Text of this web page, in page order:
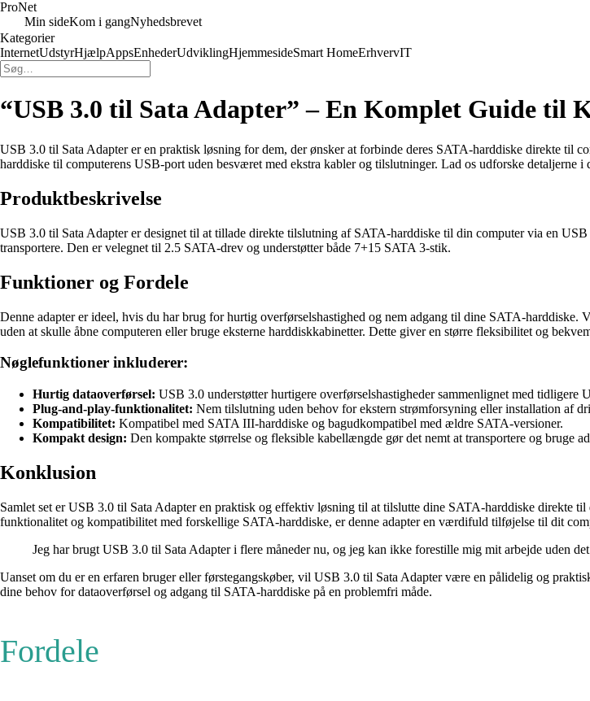
ProNet
Min sideKom i gangNyhedsbrevet
Kategorier
InternetUdstyrHjælpAppsEnhederUdviklingHjemmesideSmart HomeErhvervIT
“USB 3.0 til Sata Adapter” – En Komplet Guide til
USB 3.0 til Sata Adapter er en praktisk løsning for dem, der ønsker at forbinde deres SATA-harddiske direkte til
harddiske til computerens USB-port uden besværet med ekstra kabler og tilslutninger. Lad os udforske
Produktbeskrivelse
USB 3.0 til Sata Adapter er designet til at tillade direkte tilslutning af SATA-harddiske til din computer via en
transportere. Den er velegnet til 2.5 SATA-drev og understøtter både 7+15 SATA 3-stik.
Funktioner og Fordele
Denne adapter er ideel, hvis du har brug for hurtig overførselshastighed og nem adgang til dine SATA-
uden at skulle åbne computeren eller bruge eksterne harddiskkabinetter. Dette giver en større fleksibilitet og
Nøglefunktioner inkluderer:
Hurtig dataoverførsel: USB 3.0 understøtter hurtigere overførselshastigheder sammenlignet med tidligere
Plug-and-play-funktionalitet: Nem tilslutning uden behov for ekstern strømforsyning eller installation af
Kompatibilitet: Kompatibel med SATA III-harddiske og bagudkompatibel med ældre SATA-versioner.
Kompakt design: Den kompakte størrelse og fleksible kabellængde gør det nemt at transportere og bruge
Konklusion
Samlet set er USB 3.0 til Sata Adapter en praktisk og effektiv løsning til at tilslutte dine SATA-harddiske direkte
funktionalitet og kompatibilitet med forskellige SATA-harddiske, er denne adapter en værdifuld tilføjelse til dit
Jeg har brugt USB 3.0 til Sata Adapter i flere måneder nu, og jeg kan ikke forestille mig mit arbejde uden
Uanset om du er en erfaren bruger eller førstegangskøber, vil USB 3.0 til Sata Adapter være en pålidelig og
dine behov for dataoverførsel og adgang til SATA-harddiske på en problemfri måde.
Fordele